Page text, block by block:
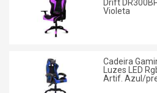
Drift
Violeta
Cadeira
Luzes LED
Artif. Azul/